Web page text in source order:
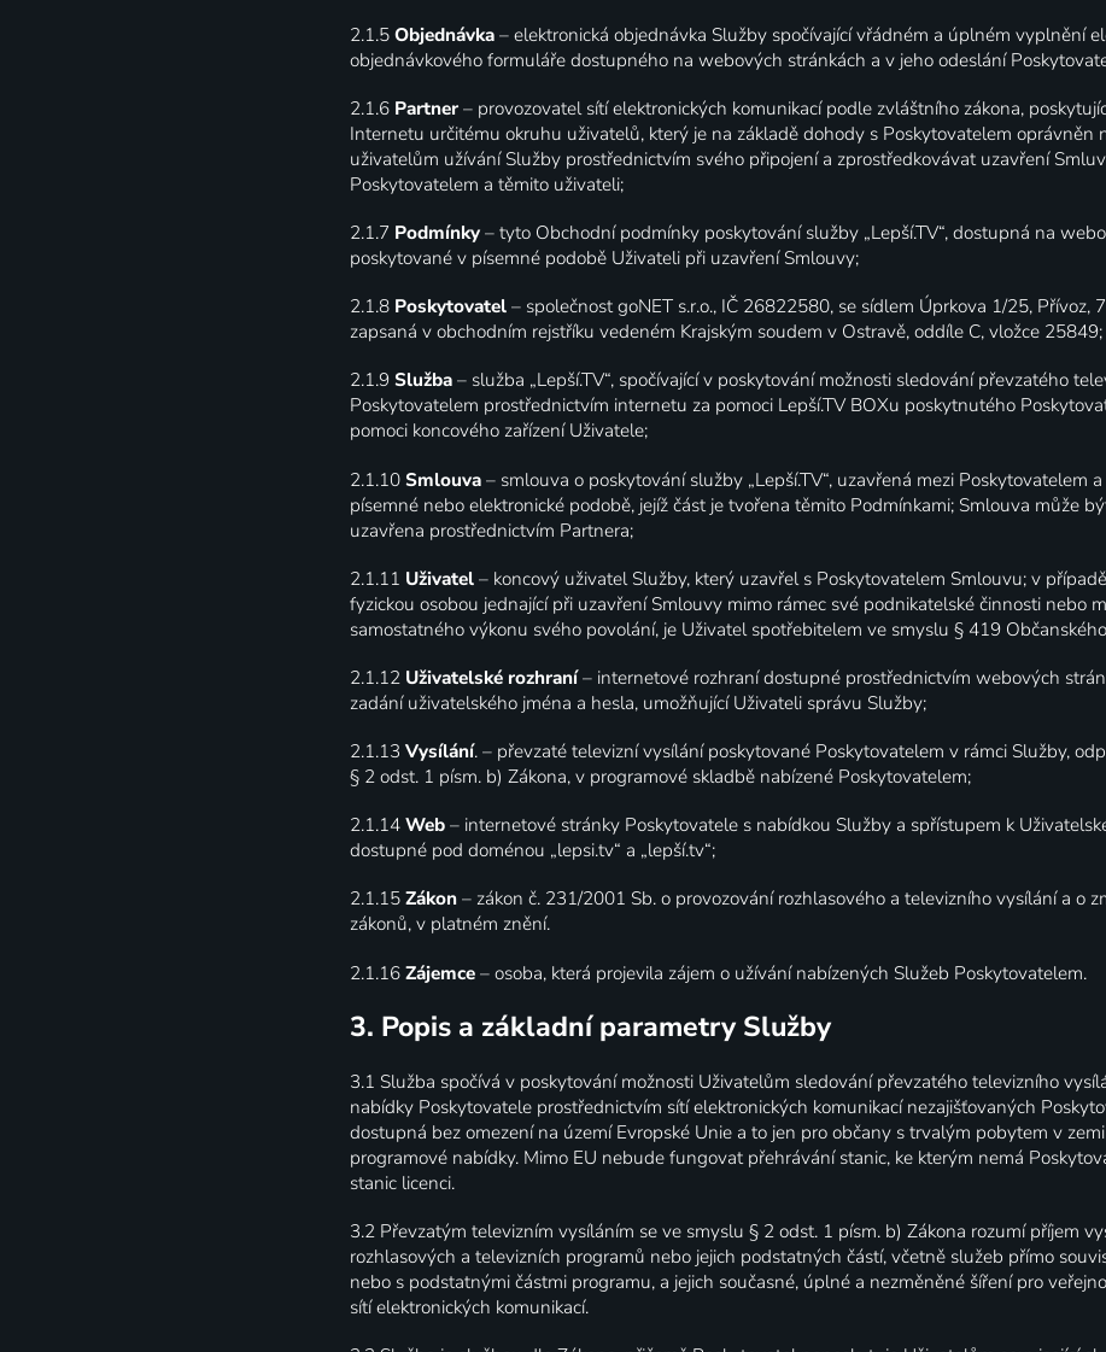
2.1.5Objednávka– elektronická objednávka Služby spočívající vřádném a úplném vyplnění
objednávkového formuláře dostupného na webových stránkách a v jeho odeslání
2.1.6 Partner– provozovatel sítí elektronických komunikací podle zvláštního zákona,
Internetu určitému okruhu uživatelů, který je na základě dohody s Poskytovatelem oprávněn
uživatelům užívání Služby prostřednictvím svého připojení a zprostředkovávat uzavření
Poskytovatelem a těmito uživateli;
2.1.7 Podmínky– tyto Obchodní podmínky poskytování služby „Lepší.TV“, dostupná na
poskytované v písemné podobě Uživateli při uzavření Smlouvy;
2.1.8 Poskytovatel– společnost goNET s.r.o., IČ 26822580, se sídlem Úprkova 1/25, Přívoz,
zapsaná v obchodním rejstříku vedeném Krajským soudem v Ostravě, oddíle C, vložce 25849;
2.1.9Služba– služba „Lepší.TV“, spočívající v poskytování možnosti sledování převzatého
Poskytovatelem prostřednictvím internetu za pomoci Lepší.TV BOXu poskytnutého
pomoci koncového zařízení Uživatele;
2.1.10Smlouva– smlouva o poskytování služby „Lepší.TV“, uzavřená mezi Poskytovatelem
písemné nebo elektronické podobě, jejíž část je tvořena těmito Podmínkami; Smlouva může
uzavřena prostřednictvím Partnera;
2.1.11 Uživatel– koncový uživatel Služby, který uzavřel s Poskytovatelem Smlouvu; v
fyzickou osobou jednající při uzavření Smlouvy mimo rámec své podnikatelské činnosti nebo
samostatného výkonu svého povolání, je Uživatel spotřebitelem ve smyslu § 419
2.1.12 Uživatelské rozhraní– internetové rozhraní dostupné prostřednictvím webových
zadání uživatelského jména a hesla, umožňující Uživateli správu Služby;
2.1.13 Vysílání. – převzaté televizní vysílání poskytované Poskytovatelem v rámci Služby,
§ 2 odst. 1 písm. b) Zákona, v programové skladbě nabízené Poskytovatelem;
2.1.14Web– internetové stránky Poskytovatele s nabídkou Služby a spřístupem k
dostupné pod doménou „lepsi.tv“ a „lepší.tv“;
2.1.15Zákon– zákon č. 231/2001 Sb. o provozování rozhlasového a televizního vysílání a o
zákonů, v platném znění.
2.1.16Zájemce– osoba, která projevila zájem o užívání nabízených Služeb Poskytovatelem.
3. Popis a základní parametry Služby
3.1 Služba spočívá v poskytování možnosti Uživatelům sledování převzatého televizního
nabídky Poskytovatele prostřednictvím sítí elektronických komunikací nezajišťovaných
dostupná bez omezení na území Evropské Unie a to jen pro občany s trvalým pobytem v
programové nabídky. Mimo EU nebude fungovat přehrávání stanic, ke kterým nemá
stanic licenci.
3.2Převzatým televizním vysíláním se ve smyslu § 2 odst. 1 písm. b) Zákona rozumí příjem
rozhlasových a televizních programů nebo jejich podstatných částí, včetně služeb přímo
nebo s podstatnými částmi programu, a jejich současné, úplné a nezměněné šíření pro
sítí elektronických komunikací.